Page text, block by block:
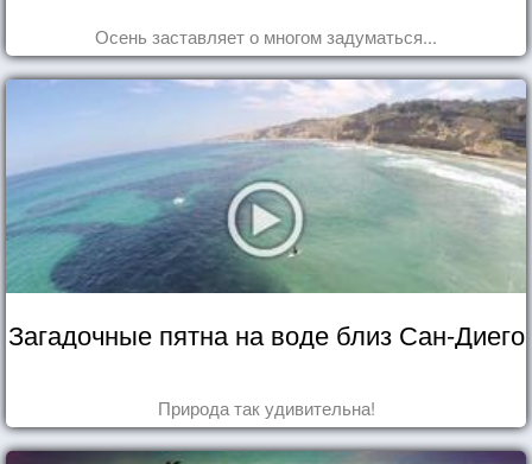
Осень заставляет о многом задуматься...
Загадочные пятна на воде близ Сан-Диего
Природа так удивительна!